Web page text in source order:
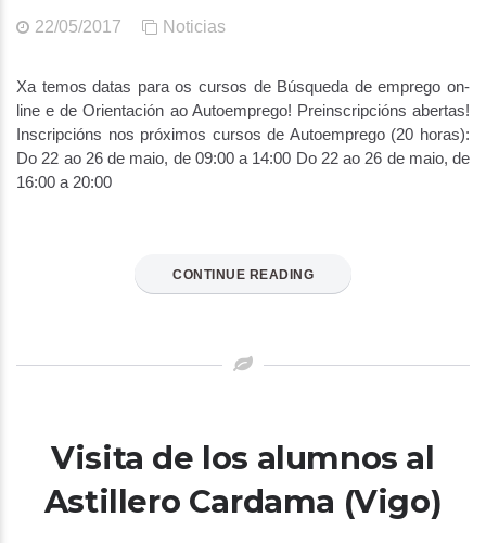
22/05/2017 Noticias
Xa temos datas para os cursos de Búsqueda de emprego on-
line e de Orientación ao Autoemprego! Preinscripcións abertas!
Inscripcións nos próximos cursos de Autoemprego (20 horas):
Do 22 ao 26 de maio, de 09:00 a 14:00 Do 22 ao 26 de maio, de
16:00 a 20:00
CONTINUE READING
Visita de los alumnos al
Astillero Cardama (Vigo)